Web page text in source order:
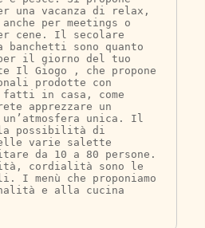
una vacanza di relax,
per meetings o
cene. Il secolare
sono quanto
il giorno del tuo
Il Giogo , che propone
prodotte con
in casa, come
apprezzare un
unica. Il
possibilità di
varie salette
da 10 a 80 persone.
cordialità sono le
I menù che proponiamo
e alla cucina